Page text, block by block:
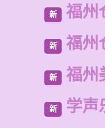
新 福州
新 福州
新 福州
新 学声